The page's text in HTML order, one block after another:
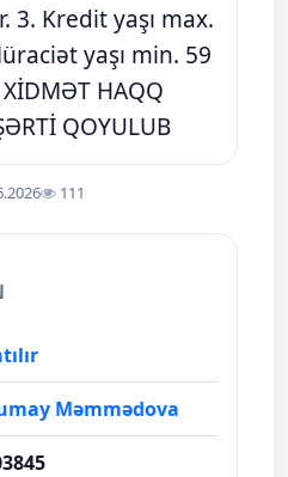
3. Kredit yaşı max.
yaşı min. 59
HAQQ
QOYULUB
111
Məmmədova